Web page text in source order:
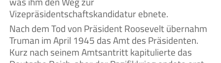
Vizepräsidentschaftskandidatur ebnete.
Nach dem Tod von Präsident Roosevelt übernahm
Truman im April 1945 das Amt des Präsidenten.
Kurz nach seinem Amtsantritt kapitulierte das